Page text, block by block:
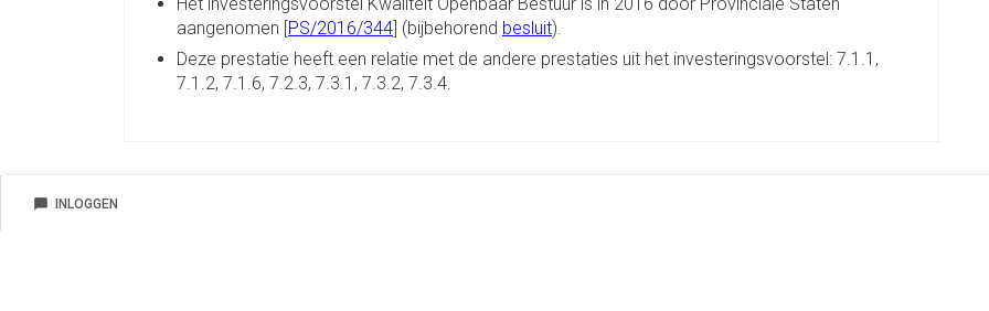
aangenomen [PS/2016/344] (bijbehorend besluit).
Deze prestatie heeft een relatie met de andere prestaties uit het investeringsvoorstel: 7.1.1,
7.1.2, 7.1.6, 7.2.3, 7.3.1, 7.3.2, 7.3.4.
chat_bubble INLOGGEN